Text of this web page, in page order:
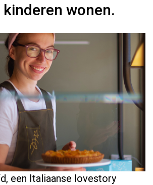
wonen.
een Italiaanse lovestory